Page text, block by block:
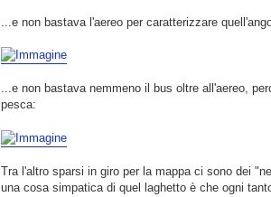
...e non bastava l'aereo per caratterizzare
...e non bastava nemmeno il bus oltre all'aereo,
pesca:
Tra l'altro sparsi in giro per la mappa ci sono dei
una cosa simpatica di quel laghetto è che ogni